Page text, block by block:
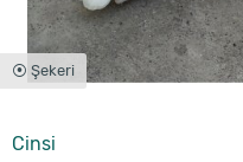
⦿ Şekeri
Cinsi